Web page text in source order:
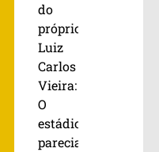
do
próprio
Luiz
Carlos
Vieira:
O
estádio
parecia